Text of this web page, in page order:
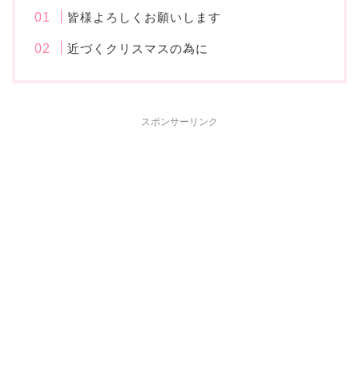
皆様よろしくお願いします
近づくクリスマスの為に
スポンサーリンク